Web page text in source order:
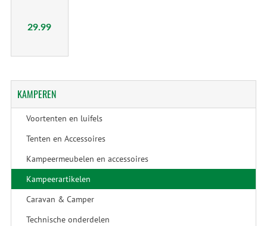
29.99
KAMPEREN
Voortenten en luifels
Tenten en Accessoires
Kampeermeubelen en accessoires
Kampeerartikelen
Caravan & Camper
Technische onderdelen